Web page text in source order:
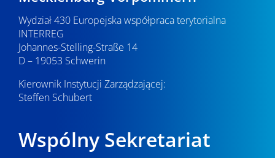
Wydział 430 Europejska współpraca terytorialna
INTERREG
Johannes-Stelling-Straße 14
D – 19053 Schwerin
Kierownik Instytucji Zarządzającej:
Steffen Schubert
Wspólny Sekretariat